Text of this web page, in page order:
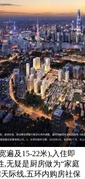
遍及15-22米),入住即
,无疑是厨房做为“家庭
际线,五环内购房社保